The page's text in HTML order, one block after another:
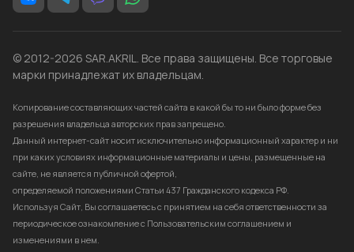
© 2012-2026 SAR.AKRIL. Все права защищены. Все торговые
марки принадлежат их владельцам.
Копирование составляющих частей сайта в какой бы то ни было форме без
разрешения владельца авторских прав запрещено.
Данный интернет-сайт носит исключительно информационный характер и ни
при каких условиях информационные материалы и цены, размещенные на
сайте, не является публичной офертой,
определяемой положениями Статьи 437 Гражданского кодекса РФ.
Используя Сайт, Вы соглашаетесь с принятием на себя ответственности за
периодическое ознакомление с Пользовательским соглашением и
изменениями в нем.